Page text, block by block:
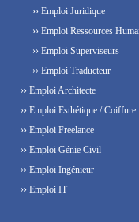
›› Emploi Juridique
›› Emploi Ressources
›› Emploi Superviseurs
›› Emploi Traducteur
›› Emploi Architecte
›› Emploi Esthétique / Coiffure
›› Emploi Freelance
›› Emploi Génie Civil
›› Emploi Ingénieur
›› Emploi IT